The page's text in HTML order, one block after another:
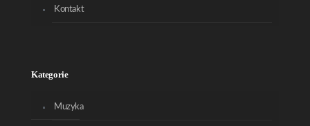
Kontakt
Kategorie
Muzyka